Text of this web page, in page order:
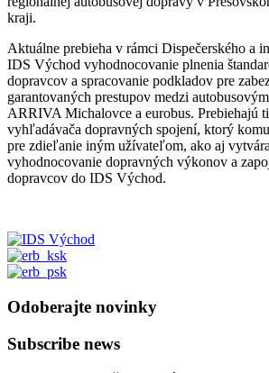
kraji.
Aktuálne prebieha v rámci Dispečerského a
IDS Východ vyhodnocovanie plnenia
dopravcov a spracovanie podkladov pre
garantovaných prestupov medzi
ARRIVA Michalovce a eurobus. Prebiehajú
vyhľadávača dopravných spojení, ktorý
pre zdieľanie iným užívateľom, ako aj
vyhodnocovanie dopravných výkonov a
dopravcov do IDS Východ.
Odoberajte novinky
Subscribe news